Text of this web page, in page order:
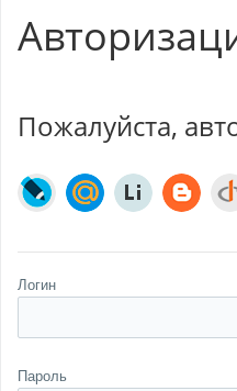
Пожалуйста,
Логин
Пароль